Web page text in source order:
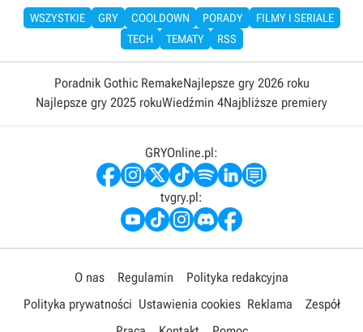
WSZYSTKIE GRY COOLDOWN PORADY
FILMY I SERIALE
TECH
TEMATY RSS
Poradnik Gothic RemakeNajlepsze gry 2026 roku
Najlepsze gry 2025 rokuWiedźmin 4Najbliższe premiery
GRYOnline.pl:
tvgry.pl:
O nas Regulamin
Polityka redakcyjna
Polityka prywatności Ustawienia cookies Reklama
Zespół